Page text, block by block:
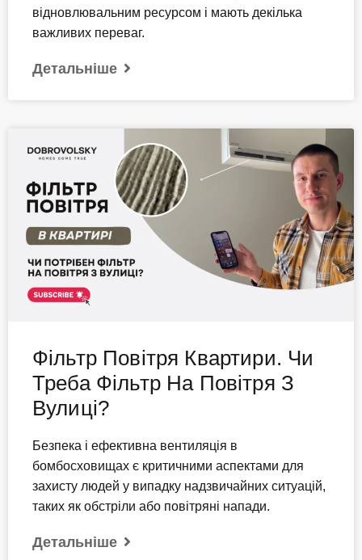
відновлювальним ресурсом і мають декілька
важливих переваг.
Детальніше
Фільтр Повітря Квартири. Чи
Треба Фільтр На Повітря З
Вулиці?
Безпека і ефективна вентиляція в
бомбосховищах є критичними аспектами для
захисту людей у випадку надзвичайних ситуацій,
таких як обстріли або повітряні напади.
Детальніше